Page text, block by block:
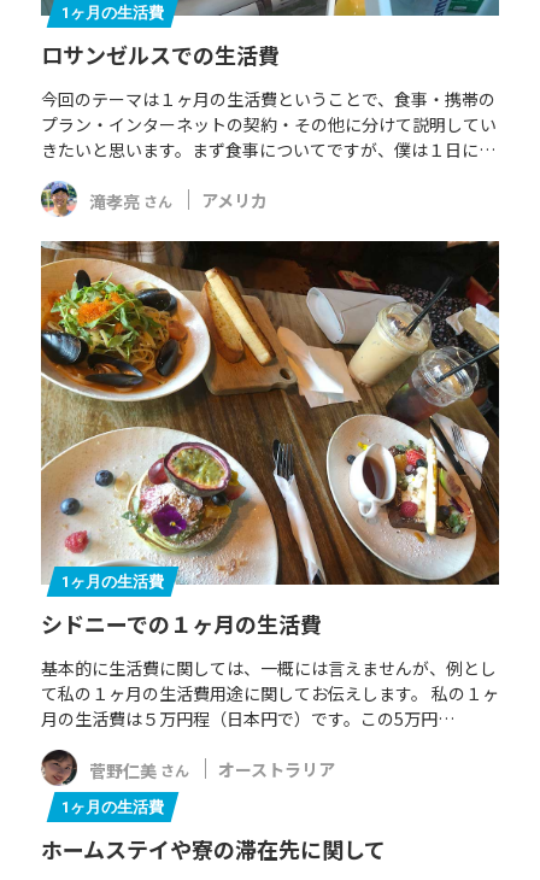
1ヶ月の生活費
ロサンゼルスでの生活費
今回のテーマは１ヶ月の生活費ということで、食事・携帯の
プラン・インターネットの契約・その他に分けて説明してい
きたいと思います。まず食事についてですが、僕は１日に…
滝孝亮 さん アメリカ
1ヶ月の生活費
シドニーでの１ヶ月の生活費
基本的に生活費に関しては、一概には言えませんが、例とし
て私の１ヶ月の生活費用途に関してお伝えします。 私の１ヶ
月の生活費は５万円程（日本円で）です。この5万円…
菅野仁美 さん オーストラリア
1ヶ月の生活費
ホームステイや寮の滞在先に関して